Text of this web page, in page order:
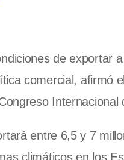
de exportar
comercial, afirmó
entre 6,5 y 7
climáticos en los